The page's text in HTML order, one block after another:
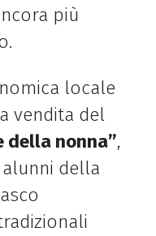
più
locale
vendita del
della nonna”,
della